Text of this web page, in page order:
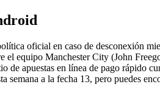
oficial en caso de desconexión
el equipo Manchester City (John
de apuestas en línea de pago rápido
a la fecha 13, pero puedes